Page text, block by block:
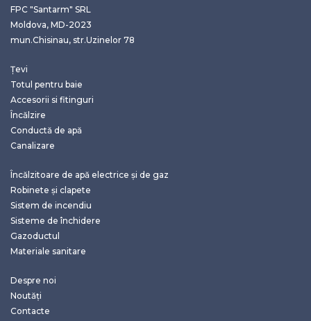
FPC "Santarm" SRL
Moldova, MD-2023
mun.Chisinau, str.Uzinelor 78
Țevi
Totul pentru baie
Accesorii si fitinguri
Încălzire
Conductă de apă
Canalizare
Încălzitoare de apă electrice și de gaz
Robinete și clapete
Sistem de incendiu
Sisteme de închidere
Gazoductul
Materiale sanitare
Despre noi
Noutăți
Contacte